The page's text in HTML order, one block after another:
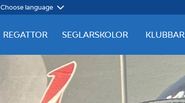
Choose language
REGATTOR SEGLARSKOLOR KLUBBAR